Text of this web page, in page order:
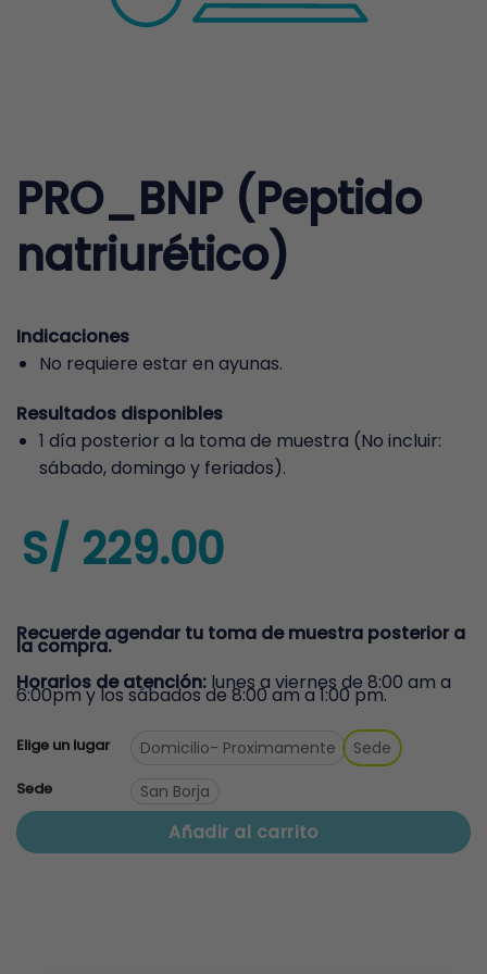
PRO_BNP (Peptido
natriurético)
Indicaciones
No requiere estar en ayunas.
Resultados disponibles
1 día posterior a la toma de muestra (No incluir:
sábado, domingo y feriados).
S/ 229.00
Recuerde agendar tu toma de muestra posterior a
la compra.
Horarios de atención: lunes a viernes de 8:00 am a
6:00pm y los sábados de 8:00 am a 1:00 pm.
Elige un lugar Domicilio- Proximamente Sede
Sede San Borja
Añadir al carrito